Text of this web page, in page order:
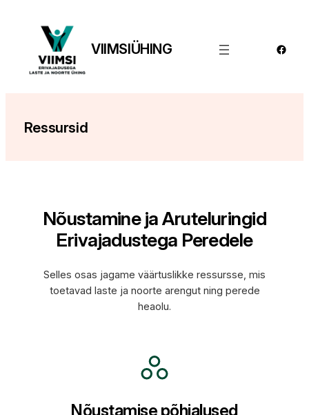
VIIMSIÜHING
Ressursid
Nõustamine ja Aruteluringid
Erivajadustega Peredele
Selles osas jagame väärtuslikke ressursse, mis
toetavad laste ja noorte arengut ning perede
heaolu.
Nõustamise põhialused